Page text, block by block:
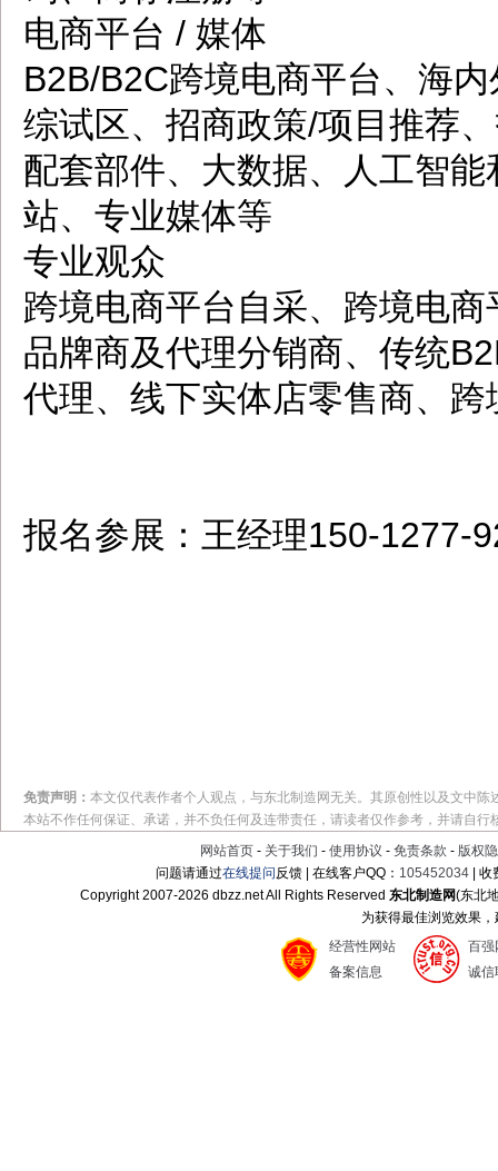
电商平台 / 媒体
B2B/B2C跨境电商平台、海
综试区、招商政策/项目推荐
配套部件、大数据、人工智
站、专业媒体等
专业观众
跨境电商平台自采、跨境电
品牌商及代理分销商、传统
代理、线下实体店零售商、
报名参展：王经理150-1277-
免责声明： 本文仅代表作者个人观点，与东北制造网无关。其原创性以及文中
本站不作任何保证、承诺，并不负任何及连带责任，请读者仅作参考，并请自行
网站首页 - 关于我们 - 使用协议 - 免责条款 - 版权
问题请通过在线提问 反馈 | 在线客户QQ： 105452034 | 收
Copyright 2007-2026 dbzz.net All Rights Reserved东北制造网(东北
为获得最佳浏览效果
经营性网站
备案信息
百强
诚信